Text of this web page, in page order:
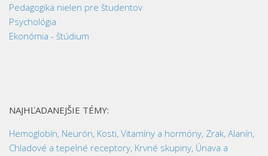
Pedagogika nielen pre študentov
Psychológia
Ekonómia - štúdium
NAJHĽADANEJŠIE TÉMY:
Hemoglobín, Neurón, Kosti, Vitamíny a hormóny, Zrak, Alanín,
Chladové a tepelné receptory, Krvné skupiny, Únava a